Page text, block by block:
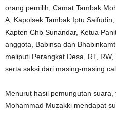
orang pemilih, Camat Tambak
A, Kapolsek Tambak Iptu
Kapten Chb Sunandar, Ketua
anggota, Babinsa dan
meliputi Perangkat Desa, RT,
serta saksi dari masing-masing
Menurut hasil pemungutan suara,
Mohammad Muzakki mendapat